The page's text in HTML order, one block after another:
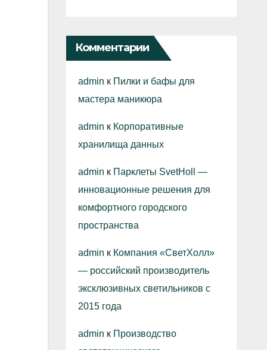
Комментарии
admin к Пилки и бафы для
мастера маникюра
admin к Корпоративные
хранилища данных
admin к Парклеты SvetHoll —
инновационные решения для
комфортного городского
пространства
admin к Компания «СветХолл»
— российский производитель
эксклюзивных светильников с
2015 года
admin к Производство